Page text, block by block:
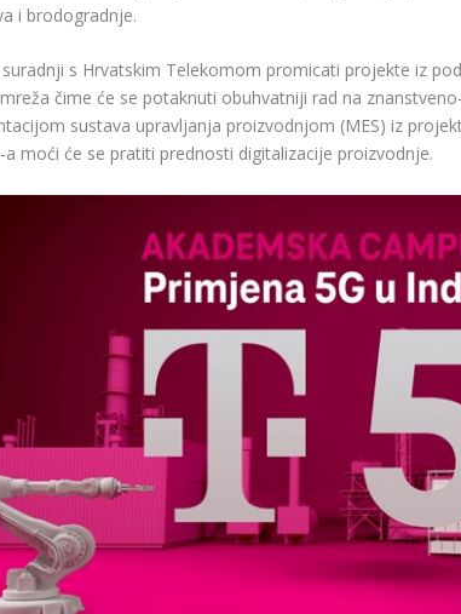
i brodogradnje.
suradnji s Hrvatskim Telekomom promicati projekte iz
čime će se potaknuti obuhvatniji rad na
sustava upravljanja proizvodnjom (MES) iz
a moći će se pratiti prednosti digitalizacije proizvodnje.